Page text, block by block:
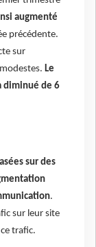
augmenté
précédente.
sur
Le
diminué de 6
sur des
.
sur leur site
trafic.